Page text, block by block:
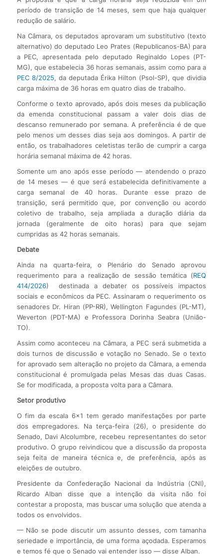
período de transição de 14 meses, sem que haja qualquer
redução de salário.
Na Câmara, os deputados aprovaram um substitutivo (texto
alternativo) do deputado Leo Prates (Republicanos-BA) para
a PEC, apresentada pelo deputado Reginaldo Lopes (PT-
MG), que estabelecia 36 horas semanais, assim como para a
PEC 8/2025, da deputada Érika Hilton (Psol-SP), que dividia
carga máxima de 36 horas em quatro dias de trabalho.
Conforme o texto aprovado, após dois meses da publicação
da emenda constitucional passam a valer dois dias de
descanso remunerado por semana. A preferência é de que
pelo menos um desses dias seja aos domingos. A partir de
então, os trabalhadores celetistas terão de cumprir a carga
horária semanal máxima de 42 horas.
Somente um ano após esse período — atendendo o prazo
de 14 meses — é que será estabelecida definitivamente a
carga semanal de 40 horas. Durante esse prazo de
transição, será permitido que, por convenção ou acordo
coletivo de trabalho, seja ampliada a duração diária da
jornada (geralmente de oito horas) para que sejam
cumpridas as 42 horas semanais.
Debate
Ainda na quarta-feira, o Plenário do Senado aprovou
requerimento para a realização de sessão temática (REQ
414/2026) destinada a debater os possíveis impactos
sociais e econômicos da PEC. Assinaram o requerimento os
senadores Dr. Hiran (PP-RR), Wellington Fagundes (PL-MT),
Weverton (PDT-MA) e Professora Dorinha Seabra (União-
TO).
Assim como aconteceu na Câmara, a PEC será submetida a
dois turnos de discussão e votação no Senado. Se o texto
for aprovado sem alteração no projeto da Câmara, a emenda
constitucional é promulgada pelas Mesas das duas Casas.
Se for modificada, a proposta volta para a Câmara.
Setor produtivo
O fim da escala 6×1 tem gerado manifestações por parte
dos empregadores. Na terça-feira (26), o presidente do
Senado, Davi Alcolumbre, recebeu representantes do setor
produtivo. O grupo reivindicou que a discussão da proposta
seja feita de maneira técnica e, de preferência, após as
eleições de outubro.
Presidente da Confederação Nacional da Indústria (CNI),
Ricardo Alban disse que a intenção da visita não foi
contestar a proposta, mas buscar uma solução que atenda a
todos os envolvidos.
— Não se pode discutir um assunto desses, com tamanha
seriedade e importância, de uma forma açodada. Esperamos
e temos fé que o Senado vai entender isso — disse Alban.